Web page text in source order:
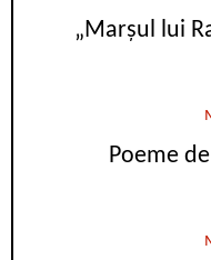
„Marşul lui
Poeme